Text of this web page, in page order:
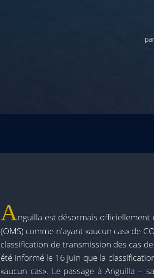
par
Anguilla est désormais
(OMS) comme n'ayant «aucun cas» de
classification de transmission des cas
été informé le 16 juin que la
«aucun cas». Le passage à Anguilla –